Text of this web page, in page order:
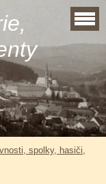
spolky, hasiči,